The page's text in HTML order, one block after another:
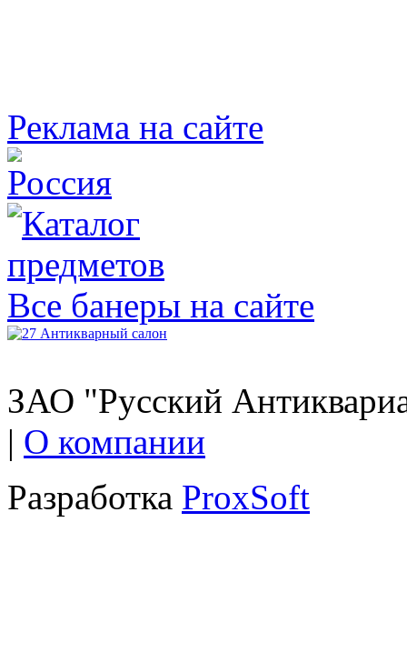
Реклама на сайте
Все банеры на сайте
ЗАО "Русский
| О компании
Разработка ProxSoft